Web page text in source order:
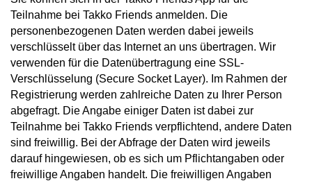
Teilnahme bei Takko Friends anmelden. Die
personenbezogenen Daten werden dabei jeweils
verschlüsselt über das Internet an uns übertragen. Wir
verwenden für die Datenübertragung eine SSL-
Verschlüsselung (Secure Socket Layer). Im Rahmen der
Registrierung werden zahlreiche Daten zu Ihrer Person
abgefragt. Die Angabe einiger Daten ist dabei zur
Teilnahme bei Takko Friends verpflichtend, andere Daten
sind freiwillig. Bei der Abfrage der Daten wird jeweils
darauf hingewiesen, ob es sich um Pflichtangaben oder
freiwillige Angaben handelt. Die freiwilligen Angaben